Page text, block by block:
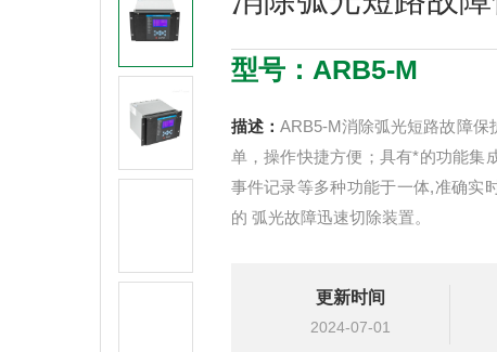
型号：ARB5-M
描述： ARB5-M消除弧光短路故障
单，操作快捷方便；具有*的功能集
事件记录等多种功能于一体,准确实
的 弧光故障迅速切除装置。
更新时间
2024-07-01